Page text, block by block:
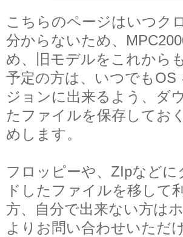
こちらのページはいつク
分からないため、
め、旧モデルをこれから
予定の方は、いつでもOS
ジョンに出来るよう、ダ
たファイルを保存してお
めします。
フロッピーや、ZIpなどに
ドしたファイルを移して
方、自分で出来ない方は
よりお問い合わせいただ